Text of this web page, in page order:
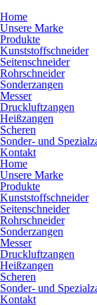
Home
Unsere Marke
Produkte
Kunststoffschneider
Seitenschneider
Rohrschneider
Sonderzangen
Messer
Druckluftzangen
Heißzangen
Scheren
Sonder- und
Kontakt
Home
Unsere Marke
Produkte
Kunststoffschneider
Seitenschneider
Rohrschneider
Sonderzangen
Messer
Druckluftzangen
Heißzangen
Scheren
Sonder- und
Kontakt